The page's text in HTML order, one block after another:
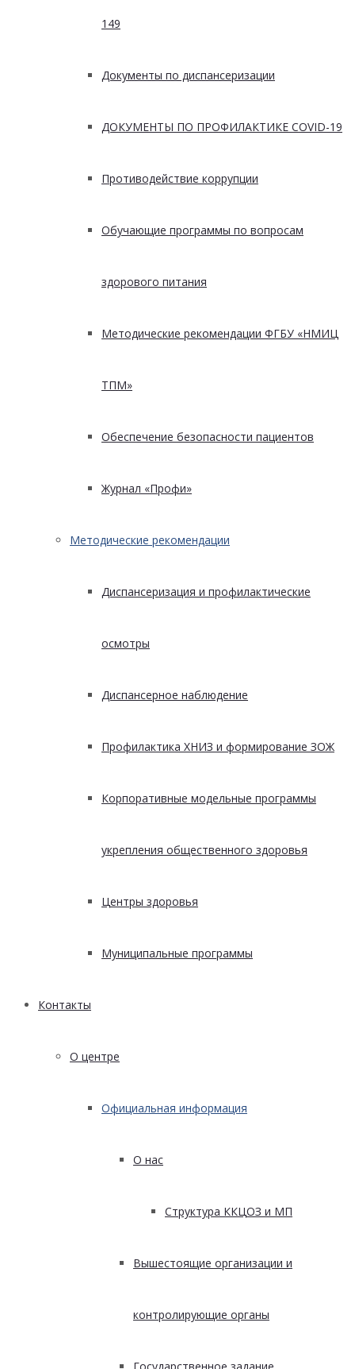
149
Документы по диспансеризации
ДОКУМЕНТЫ ПО ПРОФИЛАКТИКЕ COVID-19
Противодействие коррупции
Обучающие программы по вопросам
здорового питания
Методические рекомендации ФГБУ «НМИЦ
ТПМ»
Обеспечение безопасности пациентов
Журнал «Профи»
Методические рекомендации
Диспансеризация и профилактические
осмотры
Диспансерное наблюдение
Профилактика ХНИЗ и формирование ЗОЖ
Корпоративные модельные программы
укрепления общественного здоровья
Центры здоровья
Муниципальные программы
Контакты
О центре
Официальная информация
О нас
Структура ККЦОЗ и МП
Вышестоящие организации и
контролирующие органы